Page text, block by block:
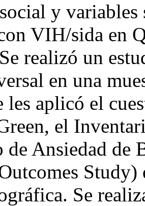
y variables
VIH/sida en
realizó un
en una
les aplicó el
el
de Ansiedad de
Study)
Se